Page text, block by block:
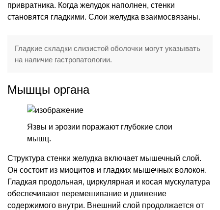
привратника. Когда желудок наполнен, стенки
становятся гладкими. Слои желудка взаимосвязаны.
Гладкие складки слизистой оболочки могут указывать
на наличие гастропатологии.
Мышцы органа
Язвы и эрозии поражают глубокие слои
мышц.
Структура стенки желудка включает мышечный слой.
Он состоит из миоцитов и гладких мышечных волокон.
Гладкая продольная, циркулярная и косая мускулатура
обеспечивают перемешивание и движение
содержимого внутри. Внешний слой продолжается от